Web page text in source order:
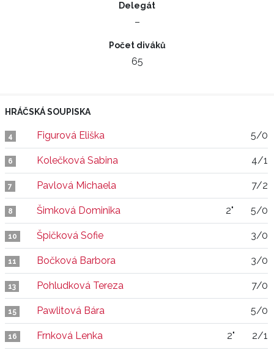
Delegát
–
Počet diváků
65
HRÁČSKÁ SOUPISKA
4 Figurová Eliška 5/0
6 Kolečková Sabina 4/1
7 Pavlová Michaela 7/2
8 Šimková Dominika 2" 5/0
10 Špičková Sofie 3/0
11 Bočková Barbora 3/0
13 Pohludková Tereza 7/0
15 Pawlitová Bára 5/0
16 Frnková Lenka 2" 2/1